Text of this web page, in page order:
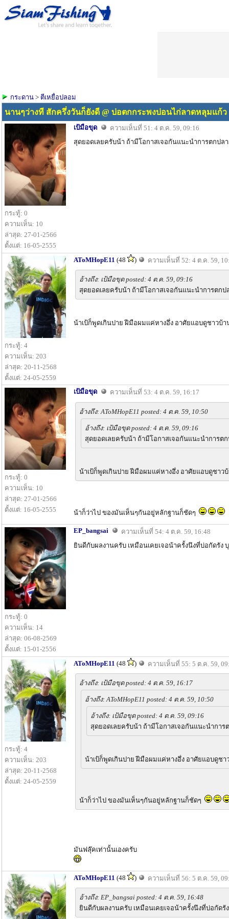
กระดาน > ตีเหยื่อปลอม
นานๆว่างที สักครึ่งวันก็ยังดี @ บ่อตกกระพงบ่อนไก่ลาดหลุมแก้ว
กระทู้: 0
ความเห็น: 10
ล่าสุด: 27-01-2566
ตั้งแต่: 16-05-2555
เป้มือขุด
ความเห็นที่ 51: 4 ต.ค. 59, 09:16
สุดยอดเลยครับน้า ถ้ามีโอกาสเจอกันแนะนำการตกปล
กระทู้: 4
ความเห็น: 203
ล่าสุด: 20-11-2568
ตั้งแต่: 24-05-2559
AToMHopE11 (48 ) ความเห็นที่ 52: 4 ต.ค. 59,
อ้างถึง: เป้มือขุด posted: 4 ต.ค. 59, 09:16
สุดยอดเลยครับน้า ถ้ามีโอกาสเจอกันแนะนำการตก
น้าเป้ก็พูดเกินปาย ฝีมือผมแค่หางอึ่ง อาศัยแอบดูชาวบ้าน
กระทู้: 0
ความเห็น: 10
ล่าสุด: 27-01-2566
ตั้งแต่: 16-05-2555
เป้มือขุด ความเห็นที่ 53: 4 ต.ค. 59, 16:17
อ้างถึง: AToMHopE11 posted: 4 ต.ค. 59, 10:50
อ้างถึง: เป้มือขุด posted: 4 ต.ค. 59, 09:16
สุดยอดเลยครับน้า ถ้ามีโอกาสเจอกันแนะนำการต
น้าเป้ก็พูดเกินปาย ฝีมือผมแค่หางอึ่ง อาศัยแอบดูชาวบ้
น้าก็ว่าไป ของมันเห็นๆกันอยู่หลักฐานก็ชัดๆ
กระทู้: 0
ความเห็น: 14
ล่าสุด: 06-08-2569
ตั้งแต่: 15-01-2556
EP_bangsai
ความเห็นที่ 54: 4 ต.ค. 59, 16:48
ยินดีกับผลงานครับ เหมือนเคยเจอน้าครั้งนึงที่บ่อกัดรัง
กระทู้: 4
ความเห็น: 203
ล่าสุด: 20-11-2568
ตั้งแต่: 24-05-2559
AToMHopE11 (48 ) ความเห็นที่ 55: 5 ต.ค. 59,
อ้างถึง: เป้มือขุด posted: 4 ต.ค. 59, 16:17
อ้างถึง: AToMHopE11 posted: 4 ต.ค. 59, 10:50
อ้างถึง: เป้มือขุด posted: 4 ต.ค. 59, 09:16
สุดยอดเลยครับน้า ถ้ามีโอกาสเจอกันแนะนำกา
น้าเป้ก็พูดเกินปาย ฝีมือผมแค่หางอึ่ง อาศัยแอบดูชาว
น้าก็ว่าไป ของมันเห็นๆกันอยู่หลักฐานก็ชัดๆ
มันฟลุ๊คเท่านั้นเองครับ
AToMHopE11 (48 ) ความเห็นที่ 56: 5 ต.ค. 59,
อ้างถึง: EP_bangsai posted: 4 ต.ค. 59, 16:48
ยินดีกับผลงานครับ เหมือนเคยเจอน้าครั้งนึงที่บ่อกัดรั